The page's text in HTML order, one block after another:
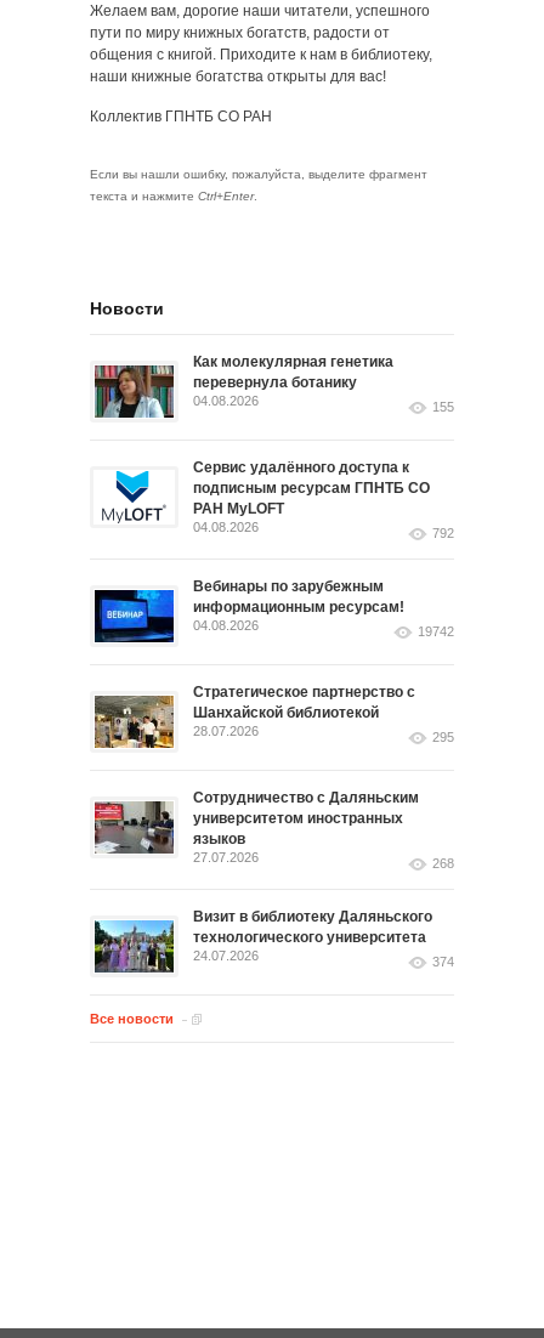
Желаем вам, дорогие наши читатели, успешного
пути по миру книжных богатств, радости от
общения с книгой. Приходите к нам в библиотеку,
наши книжные богатства открыты для вас!
Коллектив ГПНТБ СО РАН
Если вы нашли ошибку, пожалуйста, выделите фрагмент
текста и нажмите Ctrl+Enter.
Новости
Как молекулярная генетика
перевернула ботанику
04.08.2026 155
Сервис удалённого доступа к
подписным ресурсам ГПНТБ СО
РАН MyLOFT
04.08.2026 792
Вебинары по зарубежным
информационным ресурсам!
04.08.2026 19742
Стратегическое партнерство с
Шанхайской библиотекой
28.07.2026 295
Сотрудничество с Даляньским
университетом иностранных
языков
27.07.2026 268
Визит в библиотеку Даляньского
технологического университета
24.07.2026 374
Все новости